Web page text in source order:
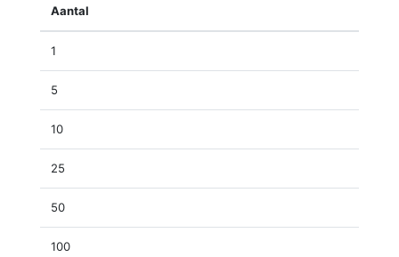
Aantal
1
5
10
25
50
100